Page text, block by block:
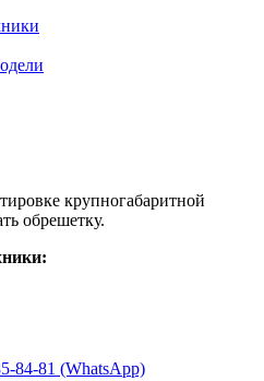
крупногабаритной
обрешетку.
84-81 (WhatsApp)